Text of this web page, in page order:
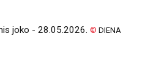
joko - 28.05.2026.© DIENA